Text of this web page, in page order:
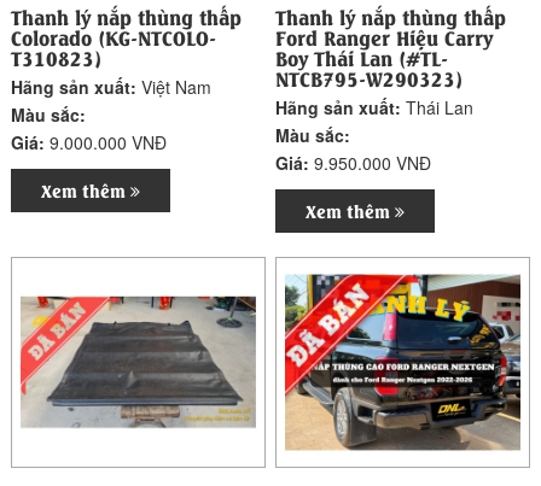
Thanh lý nắp thùng thấp
Colorado (KG-NTCOLO-
T310823)
Hãng sản xuất:Việt Nam
Màu sắc:
Giá:9.000.000 VNĐ
Xem thêm
Thanh lý nắp thùng thấp
Ford Ranger Hiệu Carry
Boy Thái Lan (#TL-
NTCB795-W290323)
Hãng sản xuất:Thái Lan
Màu sắc:
Giá:9.950.000 VNĐ
Xem thêm